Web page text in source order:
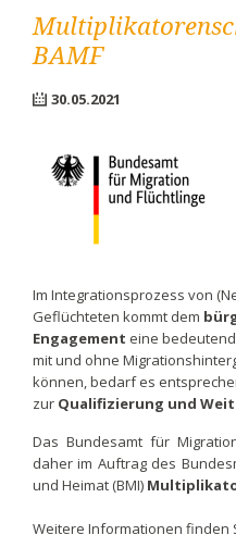
BAMF
30.05.2021
Im Integrationsprozess von
Geflüchteten kommt dem
Engagement eine
mit und ohne
können, bedarf es
zur Qualifizierung und
Das Bundesamt für
daher im Auftrag des
und Heimat (BMI)
Weitere Informationen finden